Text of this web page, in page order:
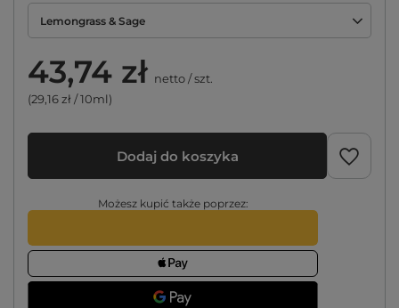
Lemongrass & Sage
43,74 zł netto/szt.
(29,16 zł / 10ml)
Dodaj do koszyka
Możesz kupić także poprzez: